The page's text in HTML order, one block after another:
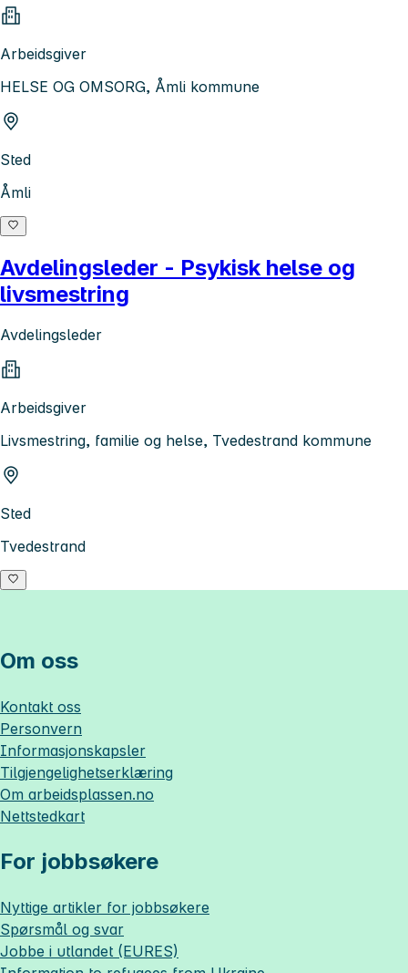
Arbeidsgiver
HELSE OG OMSORG, Åmli kommune
Sted
Åmli
Avdelingsleder - Psykisk helse og
livsmestring
Avdelingsleder
Arbeidsgiver
Livsmestring, familie og helse, Tvedestrand kommune
Sted
Tvedestrand
Om oss
Kontakt oss
Personvern
Informasjonskapsler
Tilgjengelighetserklæring
Om arbeidsplassen.no
Nettstedkart
For jobbsøkere
Nyttige artikler for jobbsøkere
Spørsmål og svar
Jobbe i utlandet (EURES)